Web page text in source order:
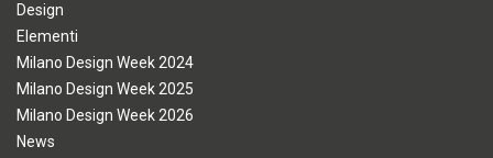
Design
Elementi
Milano Design Week 2024
Milano Design Week 2025
Milano Design Week 2026
News